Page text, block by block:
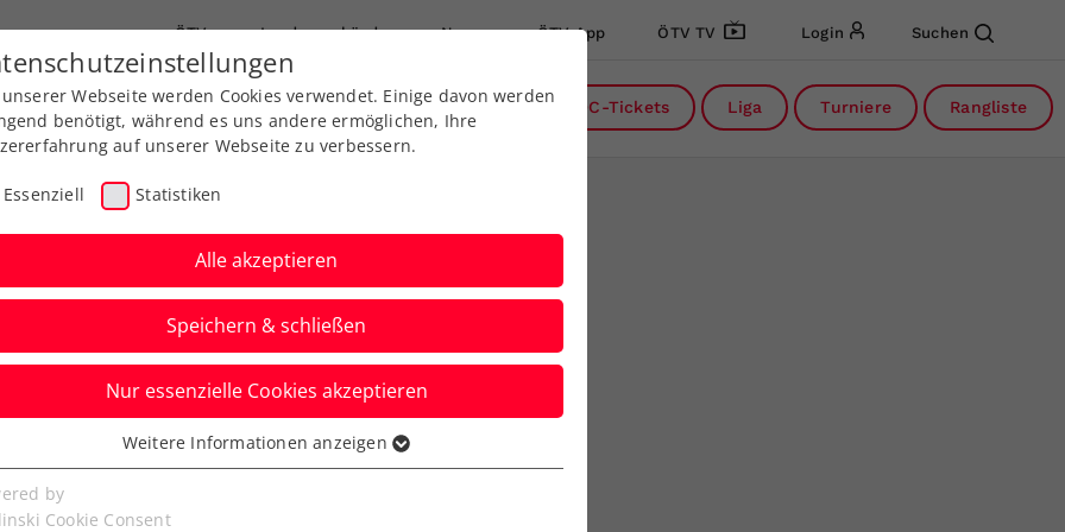
ÖTV Landesverbände News ÖTV App ÖTV TV Login Suchen
Ausbildung Services Über uns DC-Tickets Liga Turniere Rangliste
Turniere
Co. eröffnen
Die Tennis-
Webseite werden Cookies verwendet. Einige davon werden
benötigt, während es uns andere ermöglichen, Ihre
auf unserer Webseite zu verbessern.
Essenziell Statistiken
Alle akzeptieren
Speichern & schließen
Nur essenzielle Cookies akzeptieren
Cookies werden für grundlegende Funktionen der
benötigt. Dadurch ist gewährleistet, dass die Webseite
Weitere Informationen anzeigen
by
Cookie Consent